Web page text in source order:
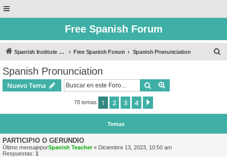
Free Spanish Forum
Spanish Institute of Puebla Free Spanish Forum Spanish Pronunciation
Spanish Pronunciation
Nuevo Tema Buscar
78 temas 1 2 3 4
Temas
PARTICIPIO O GERUNDIO
Último mensajeporSpanish Teacher« Diciembre 13, 2023, 10:50 am
Respuestas: 1